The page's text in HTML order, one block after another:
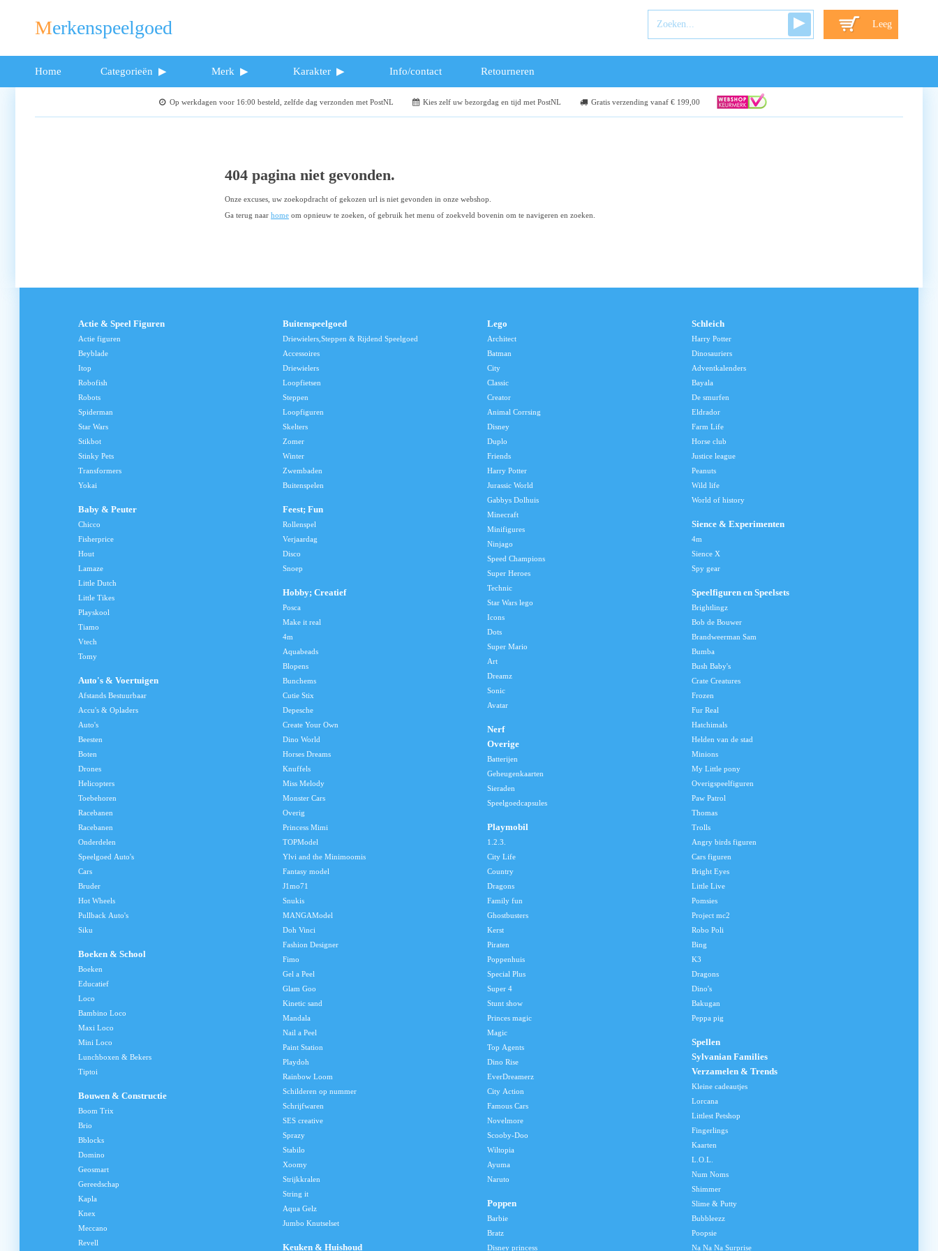
Merkenspeelgoed Leeg
Home Categorieën Merk Karakter Info/contact Retourneren
Op werkdagen voor 16:00 besteld, zelfde dag verzonden met PostNL Kies zelf uw bezorgdag en tijd met PostNL Gratis verzending vanaf € 199,00
404 pagina niet gevonden.
Onze excuses, uw zoekopdracht of gekozen url is niet gevonden in onze webshop.
Ga terug naar home om opnieuw te zoeken, of gebruik het menu of zoekveld bovenin om te navigeren en zoeken.
Actie & Speel Figuren
Actie figuren
Beyblade
Itop
Robofish
Robots
Spiderman
Star Wars
Stikbot
Stinky Pets
Transformers
Yokai
Baby & Peuter
Chicco
Fisherprice
Hout
Lamaze
Little Dutch
Little Tikes
Playskool
Tiamo
Vtech
Tomy
Auto's & Voertuigen
Afstands Bestuurbaar
Accu's & Opladers
Auto's
Beesten
Boten
Drones
Helicopters
Toebehoren
Racebanen
Racebanen
Onderdelen
Speelgoed Auto's
Cars
Bruder
Hot Wheels
Pullback Auto's
Siku
Boeken & School
Boeken
Educatief
Loco
Bambino Loco
Maxi Loco
Mini Loco
Lunchboxen & Bekers
Tiptoi
Bouwen & Constructie
Boom Trix
Brio
Bblocks
Domino
Geosmart
Gereedschap
Kapla
Knex
Meccano
Revell
Buitenspeelgoed
Driewielers,Steppen & Rijdend Speelgoed
Accessoires
Driewielers
Loopfietsen
Steppen
Loopfiguren
Skelters
Zomer
Winter
Zwembaden
Buitenspelen
Feest; Fun
Rollenspel
Verjaardag
Disco
Snoep
Hobby; Creatief
Posca
Make it real
4m
Aquabeads
Blopens
Bunchems
Cutie Stix
Depesche
Create Your Own
Dino World
Horses Dreams
Knuffels
Miss Melody
Monster Cars
Overig
Princess Mimi
TOPModel
Ylvi and the Minimoomis
Fantasy model
J1mo71
Snukis
MANGAModel
Doh Vinci
Fashion Designer
Fimo
Gel a Peel
Glam Goo
Kinetic sand
Mandala
Nail a Peel
Paint Station
Playdoh
Rainbow Loom
Schilderen op nummer
Schrijfwaren
SES creative
Sprazy
Stabilo
Xoomy
Strijkkralen
String it
Aqua Gelz
Jumbo Knutselset
Keuken & Huishoud
Lego
Architect
Batman
City
Classic
Creator
Animal Corrsing
Disney
Duplo
Friends
Harry Potter
Jurassic World
Gabbys Dolhuis
Minecraft
Minifigures
Ninjago
Speed Champions
Super Heroes
Technic
Star Wars lego
Icons
Dots
Super Mario
Art
Dreamz
Sonic
Avatar
Nerf
Overige
Batterijen
Geheugenkaarten
Sieraden
Speelgoedcapsules
Playmobil
1.2.3.
City Life
Country
Dragons
Family fun
Ghostbusters
Kerst
Piraten
Poppenhuis
Special Plus
Super 4
Stunt show
Princes magic
Magic
Top Agents
Dino Rise
EverDreamerz
City Action
Famous Cars
Novelmore
Scooby-Doo
Wiltopia
Ayuma
Naruto
Poppen
Barbie
Bratz
Disney princess
Schleich
Harry Potter
Dinosauriers
Adventkalenders
Bayala
De smurfen
Eldrador
Farm Life
Horse club
Justice league
Peanuts
Wild life
World of history
Sience & Experimenten
4m
Sience X
Spy gear
Speelfiguren en Speelsets
Brightlingz
Bob de Bouwer
Brandweerman Sam
Bumba
Bush Baby's
Crate Creatures
Frozen
Fur Real
Hatchimals
Helden van de stad
Minions
My Little pony
Overigspeelfiguren
Paw Patrol
Thomas
Trolls
Angry birds figuren
Cars figuren
Bright Eyes
Little Live
Pomsies
Project mc2
Robo Poli
Bing
K3
Dragons
Dino's
Bakugan
Peppa pig
Spellen
Sylvanian Families
Verzamelen & Trends
Kleine cadeautjes
Lorcana
Littlest Petshop
Fingerlings
Kaarten
L.O.L.
Num Noms
Shimmer
Slime & Putty
Bubbleezz
Poopsie
Na Na Na Surprise